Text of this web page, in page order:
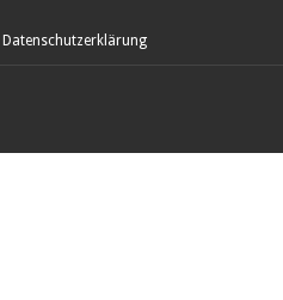
Datenschutzerklärung